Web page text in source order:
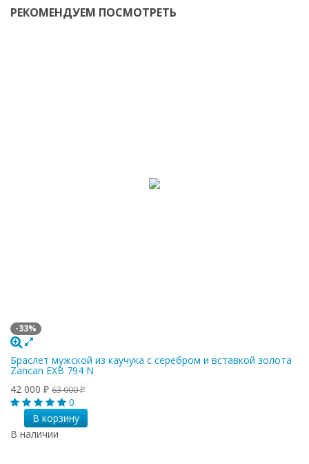
РЕКОМЕНДУЕМ ПОСМОТРЕТЬ
-33%
Браслет мужской из каучука с серебром и вставкой золота
Zancan EXB 794 N
42 000 ₽ 63 000₽
0
В корзину
В наличии